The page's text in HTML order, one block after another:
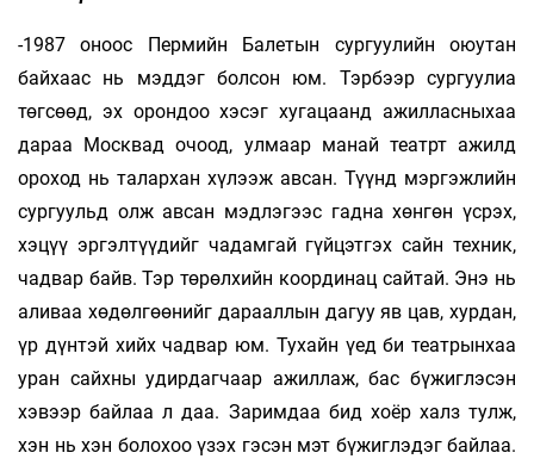
-1987 оноос Пермийн Балетын сургуулийн оюутан
байхаас нь мэддэг болсон юм. Тэрбээр сургуулиа
төгсөөд, эх орондоо хэсэг хугацаанд ажилласныхаа
дараа Москвад очоод, улмаар манай театрт ажилд
ороход нь талархан хүлээж авсан. Түүнд мэргэжлийн
сургуульд олж авсан мэдлэгээс гадна хөнгөн үсрэх,
хэцүү эргэлтүүдийг чадамгай гүйцэтгэх сайн техник,
чадвар байв. Тэр төрөлхийн координац сайтай. Энэ нь
аливаа хөдөлгөөнийг дарааллын дагуу яв цав, хурдан,
үр дүнтэй хийх чадвар юм. Тухайн үед би театрынхаа
уран сайхны удирдагчаар ажиллаж, бас бүжиглэсэн
хэвээр байлаа л даа. Заримдаа бид хоёр халз тулж,
хэн нь хэн болохоо үзэх гэсэн мэт бүжиглэдэг байлаа.